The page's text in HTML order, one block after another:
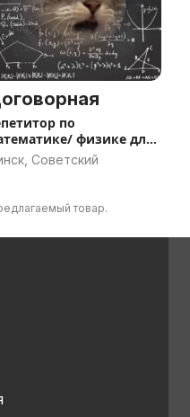
по
физике для
среднего
Советский
товар.